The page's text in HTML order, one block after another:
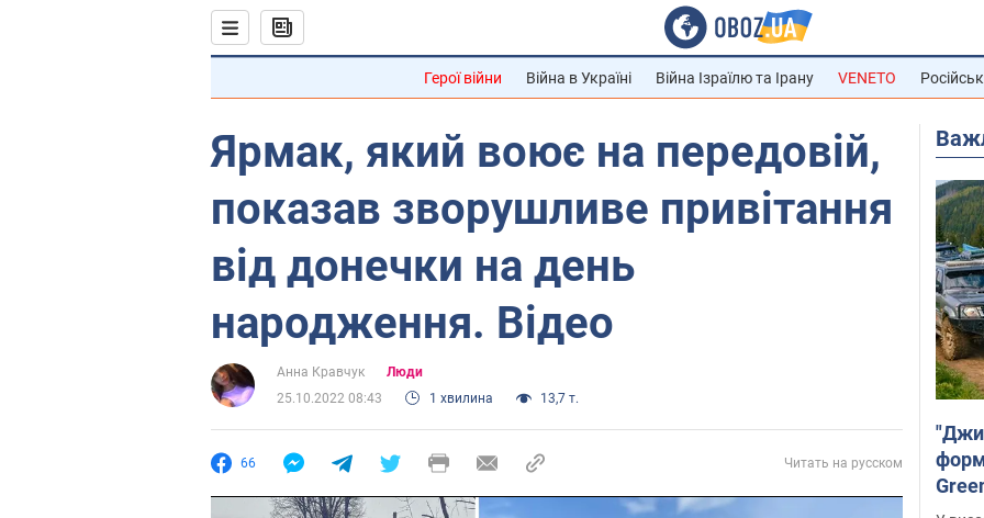
Герої війни Війна в Україні Війна Ізраїлю та Ірану VENETO
Ярмак, який воює на передовій,
показав зворушливе привітання
від донечки на день
народження. Відео
Анна Кравчук
Люди
25.10.2022 08:43
1 хвилина 13,7 т.
66 Читать на русском